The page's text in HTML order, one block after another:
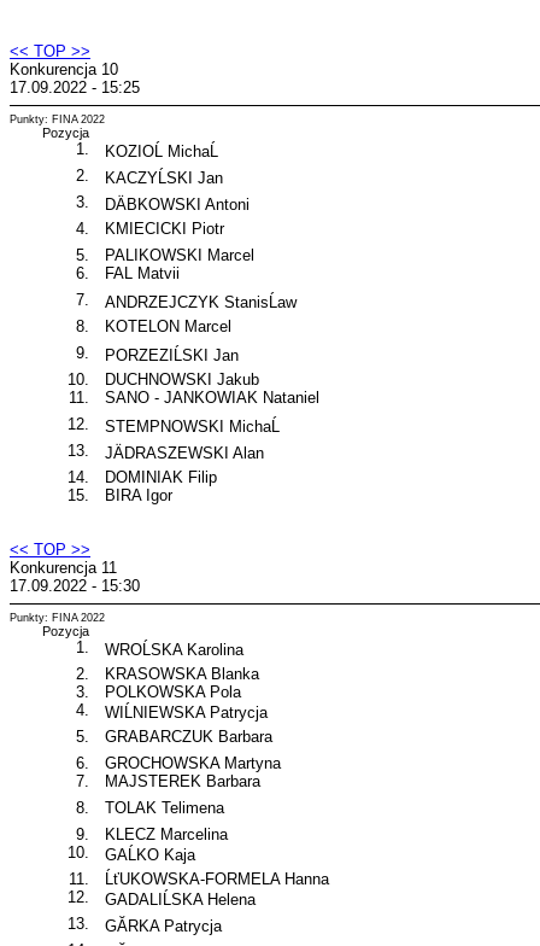
<< TOP >>
Konkurencja 10
17.09.2022 - 15:25
Punkty: FINA 2022
Pozycja
1.
KOZIOĹ MichaĹ
2.
KACZYĹSKI Jan
3.
DÄBKOWSKI Antoni
4.
KMIECICKI Piotr
5.
PALIKOWSKI Marcel
6.
FAL Matvii
7.
ANDRZEJCZYK StanisĹaw
8.
KOTELON Marcel
9.
PORZEZIĹSKI Jan
10.
DUCHNOWSKI Jakub
11.
SANO - JANKOWIAK Nataniel
12.
STEMPNOWSKI MichaĹ
13.
JÄDRASZEWSKI Alan
14.
DOMINIAK Filip
15.
BIRA Igor
<< TOP >>
Konkurencja 11
17.09.2022 - 15:30
Punkty: FINA 2022
Pozycja
1.
WROĹSKA Karolina
2.
KRASOWSKA Blanka
3.
POLKOWSKA Pola
4.
WIĹNIEWSKA Patrycja
5.
GRABARCZUK Barbara
6.
GROCHOWSKA Martyna
7.
MAJSTEREK Barbara
8.
TOLAK Telimena
9.
KLECZ Marcelina
10.
GAĹKO Kaja
11.
ĹťUKOWSKA-FORMELA Hanna
12.
GADALIĹSKA Helena
13.
GĂRKA Patrycja